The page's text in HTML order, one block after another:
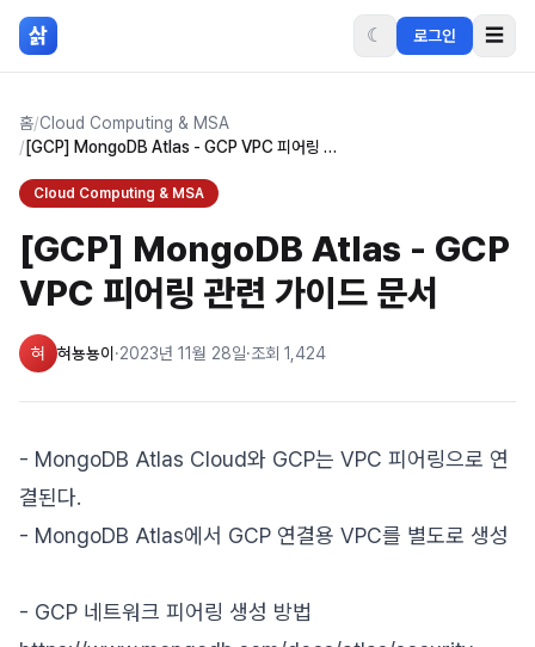
본문 바로가기
삵 ☾ 로그인 ☰
홈/Cloud Computing & MSA
/
[GCP] MongoDB Atlas - GCP VPC 피어링 관련 가이드 문서
Cloud Computing & MSA
[GCP] MongoDB Atlas - GCP
VPC 피어링 관련 가이드 문서
혀 혀뇽뇽이 ·2023년 11월 28일·조회 1,424
- MongoDB Atlas Cloud와 GCP는 VPC 피어링으로 연
결된다.
- MongoDB Atlas에서 GCP 연결용 VPC를 별도로 생성
- GCP 네트워크 피어링 생성 방법